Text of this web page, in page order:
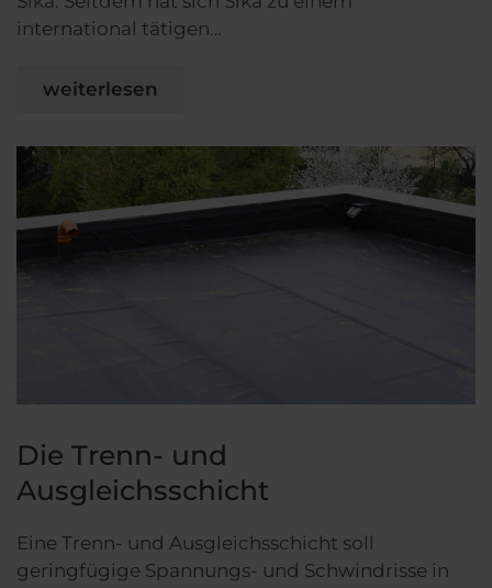
international tätigen…
weiterlesen
Die Trenn- und
Ausgleichsschicht
Eine Trenn- und Ausgleichsschicht soll
geringfügige Spannungs- und Schwindrisse in